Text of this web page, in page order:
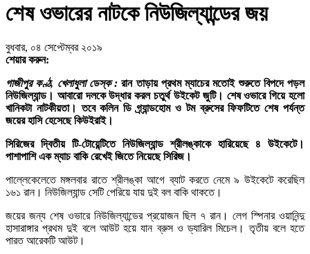
শেষ ওভারের নাটকে নিউজিল্যান্ডের জয়
বুধবার, ০৪ সেপ্টেম্বর ২০১৯
শেয়ার করুন:
গাজীপুর কণ্ঠ, খেলাধুলা ডেস্ক : রান তাড়ায় প্রথম ম্যাচের মতোই শুরুতে বিপদে পড়ল
নিউজিল্যান্ড। আবারো দলকে উদ্ধার করল চতুর্থ উইকেট জুটি। শেষ ওভারে গিয়ে হলো
খানিকটা নাটকীয়তা। তবে কলিন ডি গ্র্যান্ডহোম ও টম ব্রুসের ফিফটিতে শেষ পর্যন্ত
জয়ের হাসি হেসেছে কিউইরাই।
সিরিজের দ্বিতীয় টি-টোয়েন্টিতে নিউজিল্যান্ড শ্রীলঙ্কাকে হারিয়েছে ৪ উইকেটে।
পাশাপাশি এক ম্যাচ বাকি রেখেই জিতে নিয়েছে সিরিজ।
পাল্লেকেলেতে মঙ্গলবার রাতে শ্রীলঙ্কা আগে ব্যাট করতে নেমে ৯ উইকেটে করেছিল
১৬১ রান। নিউজিল্যান্ড সেটি পেরিয়ে যায় দুই বল বাকি থাকতে।
জয়ের জন্য শেষ ওভারে নিউজিল্যান্ডের প্রয়োজন ছিল ৭ রান। লেগ স্পিনার ওয়ানিন্দু
হাসারাঙ্গার প্রথম দুই বলে আউট হয়ে যান ব্রুস ও ড্যারিল মিচেল। তৃতীয় বলে হতে
পারত আরেকটি আউট।